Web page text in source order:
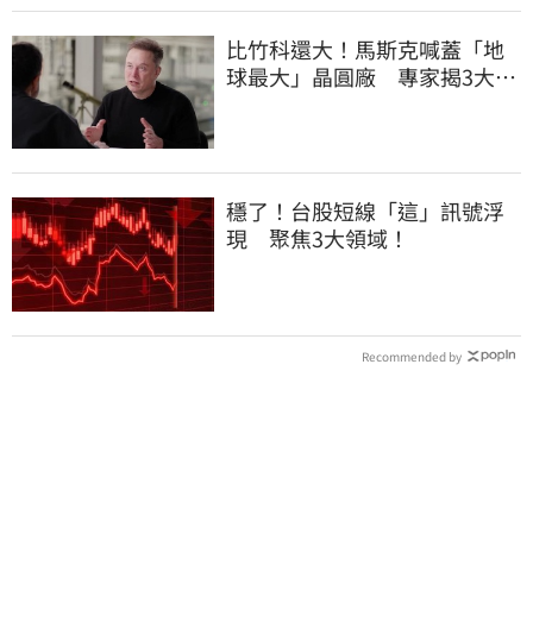
比竹科還大！馬斯克喊蓋「地
球最大」晶圓廠 專家揭3大隱
穩了！台股短線「這」訊號浮
現 聚焦3大領域！
Recommended by